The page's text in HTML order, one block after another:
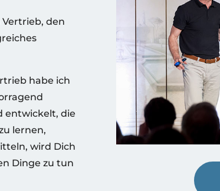
den
habe ich
entwickelt, die
lernen,
wird Dich
Dinge zu tun